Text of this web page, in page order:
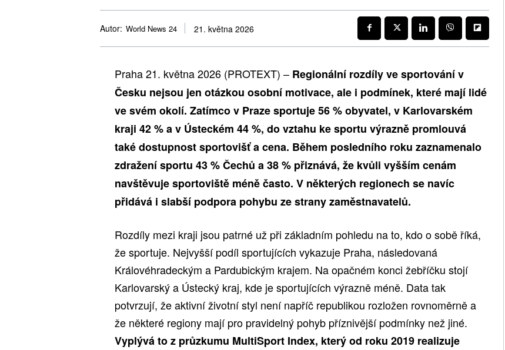
Autor: World News 24 21. května 2026
Praha 21. května 2026 (PROTEXT) – Regionální rozdíly ve sportování v
Česku nejsou jen otázkou osobní motivace, ale i podmínek, které mají lidé
ve svém okolí. Zatímco v Praze sportuje 56 % obyvatel, v Karlovarském
kraji 42 % a v Ústeckém 44 %, do vztahu ke sportu výrazně promlouvá
také dostupnost sportovišť a cena. Během posledního roku zaznamenalo
zdražení sportu 43 % Čechů a 38 % přiznává, že kvůli vyšším cenám
navštěvuje sportoviště méně často. V některých regionech se navíc
přidává i slabší podpora pohybu ze strany zaměstnavatelů.
Rozdíly mezi kraji jsou patrné už při základním pohledu na to, kdo o sobě říká,
že sportuje. Nejvyšší podíl sportujících vykazuje Praha, následovaná
Královéhradeckým a Pardubickým krajem. Na opačném konci žebříčku stojí
Karlovarský a Ústecký kraj, kde je sportujících výrazně méně. Data tak
potvrzují, že aktivní životní styl není napříč republikou rozložen rovnoměrně a
že některé regiony mají pro pravidelný pohyb příznivější podmínky než jiné.
Vyplývá to z průzkumu MultiSport Index, který od roku 2019 realizuje